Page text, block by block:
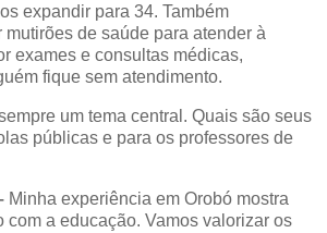
expandir para 34. Também
de saúde para atender à
exames e consultas médicas,
fique sem atendimento.
um tema central. Quais são seus
públicas e para os professores de
Minha experiência em Orobó mostra
com a educação. Vamos valorizar os